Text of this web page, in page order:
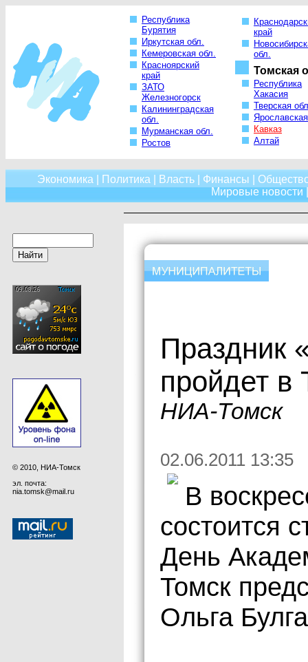
Республика
Бурятия
Иркутская обл.
Кемеровская обл.
Красноярский
край
ЗАТО
Железногорск
Калининградская
обл.
Мурманская обл.
Ростов
край
обл.
Томская
Республика
Хакасия
Тверская
Кавказ
Алтай
Экономика Политика Власть Финансы
Мировые новости
© 2010, НИА-Томск
эл. почта:
nia.tomsk@mail.ru
Праздник
пройдет в
НИА-Томск
02.06.2011 13:35
В
состоится
День
Томск
Ольга